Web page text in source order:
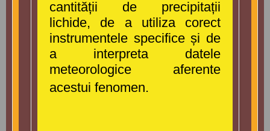
cantității de precipitații
lichide, de a utiliza corect
instrumentele specifice și de
a interpreta datele
meteorologice aferente
acestui fenomen.